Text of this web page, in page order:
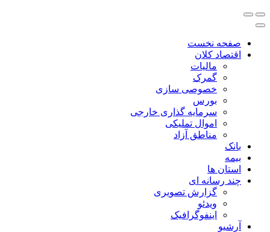
صفحه نخست
اقتصاد کلان
مالیات
گمرک
خصوصی سازی
بورس
سرمایه گذاری خارجی
اموال تملیکی
مناطق آزاد
بانک
بیمه
استان ها
چند رسانه ای
گزارش تصویری
ویدئو
اینفوگرافیک
آرشیو